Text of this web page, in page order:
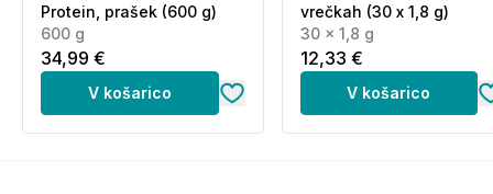
Protein, prašek (600 g)
600 g
34,99 €
V košarico
vrečkah (30 x 1,8 g)
30 x 1,8 g
12,33 €
V košarico